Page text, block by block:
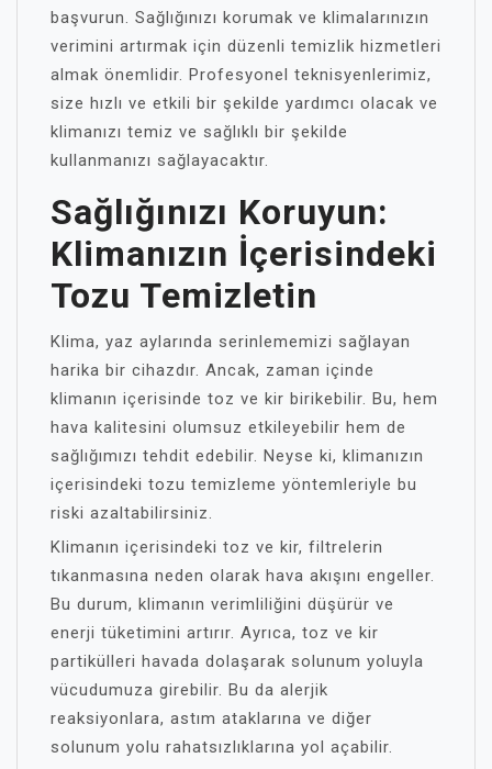
başvurun. Sağlığınızı korumak ve klimalarınızın
verimini artırmak için düzenli temizlik hizmetleri
almak önemlidir. Profesyonel teknisyenlerimiz,
size hızlı ve etkili bir şekilde yardımcı olacak ve
klimanızı temiz ve sağlıklı bir şekilde
kullanmanızı sağlayacaktır.
Sağlığınızı Koruyun:
Klimanızın İçerisindeki
Tozu Temizletin
Klima, yaz aylarında serinlememizi sağlayan
harika bir cihazdır. Ancak, zaman içinde
klimanın içerisinde toz ve kir birikebilir. Bu, hem
hava kalitesini olumsuz etkileyebilir hem de
sağlığımızı tehdit edebilir. Neyse ki, klimanızın
içerisindeki tozu temizleme yöntemleriyle bu
riski azaltabilirsiniz.
Klimanın içerisindeki toz ve kir, filtrelerin
tıkanmasına neden olarak hava akışını engeller.
Bu durum, klimanın verimliliğini düşürür ve
enerji tüketimini artırır. Ayrıca, toz ve kir
partikülleri havada dolaşarak solunum yoluyla
vücudumuza girebilir. Bu da alerjik
reaksiyonlara, astım ataklarına ve diğer
solunum yolu rahatsızlıklarına yol açabilir.